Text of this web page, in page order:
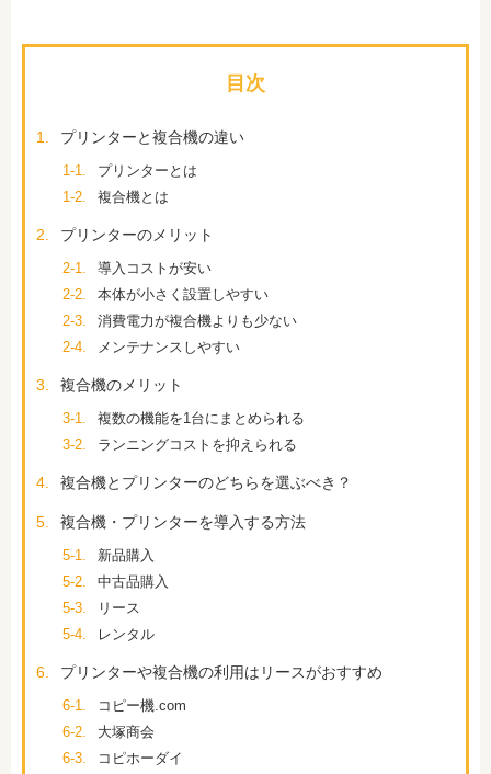
目次
1. プリンターと複合機の違い
1-1.
プリンターとは
1-2.
複合機とは
2. プリンターのメリット
2-1.
導入コストが安い
2-2.
本体が小さく設置しやすい
2-3.
消費電力が複合機よりも少ない
2-4.
メンテナンスしやすい
3. 複合機のメリット
3-1.
複数の機能を1台にまとめられる
3-2.
ランニングコストを抑えられる
4. 複合機とプリンターのどちらを選ぶべき？
5. 複合機・プリンターを導入する方法
5-1.
新品購入
5-2.
中古品購入
5-3.
リース
5-4.
レンタル
6. プリンターや複合機の利用はリースがおすすめ
6-1.
コピー機.com
6-2.
大塚商会
6-3.
コピホーダイ